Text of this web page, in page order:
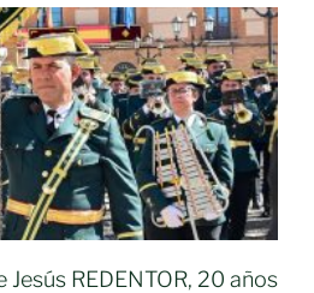
REDENTOR, 20 años